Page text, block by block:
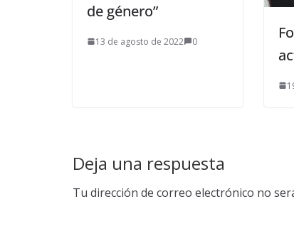
de género”
13 de agosto de 2022 0
Deja una respuesta
Tu dirección de correo electrónico no